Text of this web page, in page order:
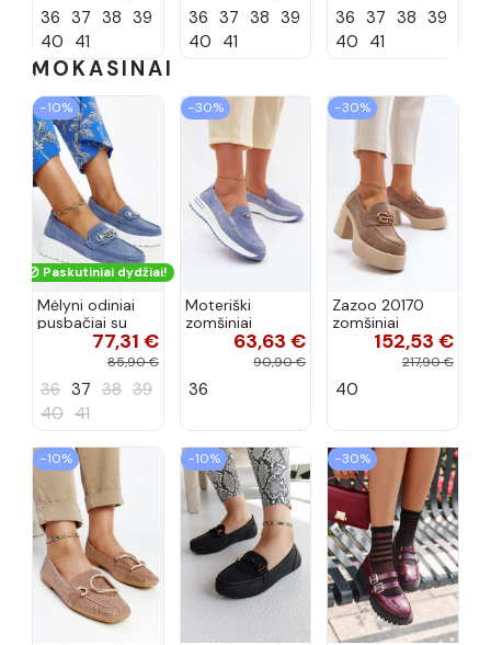
36 37 38 39
40 41
36 37 38 39
40 41
36 37 38 39
40 41
MOKASINAI
−10%
Paskutiniai dydžiai!
Mėlyni odiniai
pusbačiai su
dekoratyvine
sagtimi Taija
77,31 €
85,90 €
36 37 38 39
40 41
−30%
Moteriški
zomšiniai
mokasinai
Demela mėlynos
63,63 €
90,90 €
36
−30%
Zazoo 20170
zomšiniai
bateliai su
kulniukais smėlio
152,53 €
217,90 €
40
−10% −10% −30%